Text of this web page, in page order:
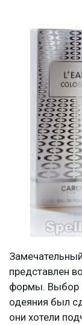
представлен
формы. Выбор
одеяния был
они хотели